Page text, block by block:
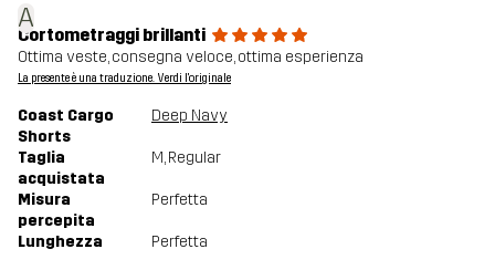
A
Cortometraggi brillanti
Ottima veste, consegna veloce, ottima esperienza
La presente è una traduzione. Verdi l'originale
Coast Cargo
Shorts
Deep Navy
Taglia
acquistata
M, Regular
Misura
percepita
Perfetta
Lunghezza Perfetta